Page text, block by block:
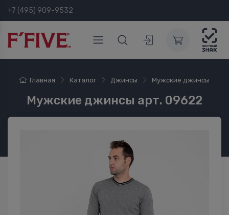
+7 (495) 909-9532
Главная Каталог Джинсы Мужские джинсы
Мужские джинсы арт. 09622